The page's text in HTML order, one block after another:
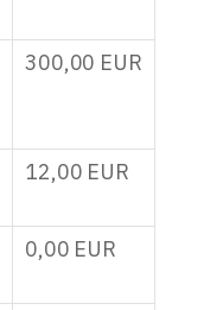
300,00 EUR
12,00 EUR
0,00 EUR